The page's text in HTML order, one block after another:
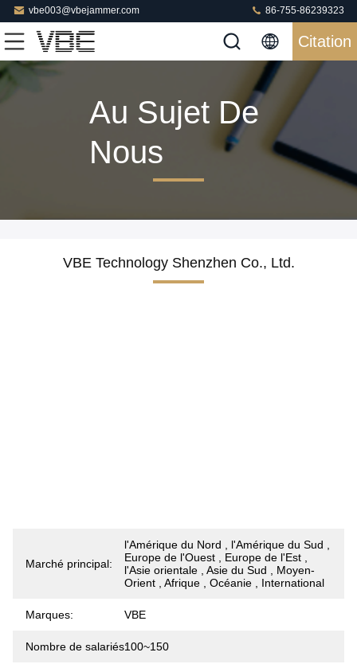
vbe003@vbejammer.com 86-755-86239323
Citation
Au Sujet De
Nous
VBE Technology Shenzhen Co., Ltd.
Marché principal:
l'Amérique du Nord , l'Amérique du Sud ,
Europe de l'Ouest , Europe de l'Est ,
l'Asie orientale , Asie du Sud , Moyen-
Orient , Afrique , Océanie , International
Marques: VBE
Nombre de salariés:100~150